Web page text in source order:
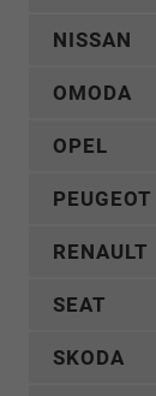
NISSAN
OMODA
OPEL
PEUGEOT
RENAULT
SEAT
SKODA